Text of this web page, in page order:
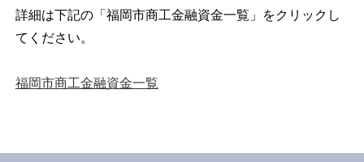
詳細は下記の「福岡市商工金融資金一覧」をクリックし
てください。
福岡市商工金融資金一覧